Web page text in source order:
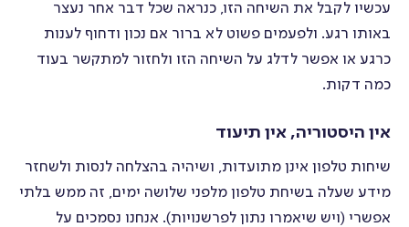
עכשיו לקבל את השיחה הזו, כנראה שכל דבר אחר נעצר
באותו רגע. ולפעמים פשוט לא ברור אם נכון ודחוף לענות
כרגע או אפשר לדלג על השיחה הזו ולחזור למתקשר בעוד
כמה דקות.
אין היסטוריה, אין תיעוד
שיחות טלפון אינן מתועדות, ושיהיה בהצלחה לנסות ולשחזר
מידע שעלה בשיחת טלפון מלפני שלושה ימים, זה ממש בלתי
אפשרי (ויש שיאמרו נתון לפרשנויות). אנחנו נסמכים על